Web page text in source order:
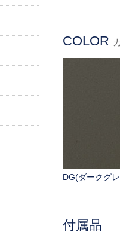
COLOR
DG(ダークグ
付属品